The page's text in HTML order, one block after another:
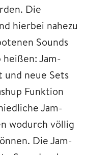
Die
hierbei nahezu
Sounds
Jam-
neue Sets
Funktion
Jam-
wodurch völlig
Die Jam-